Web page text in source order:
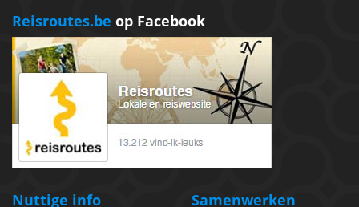
Reisroutes.be op Facebook
Nuttige info Samenwerken